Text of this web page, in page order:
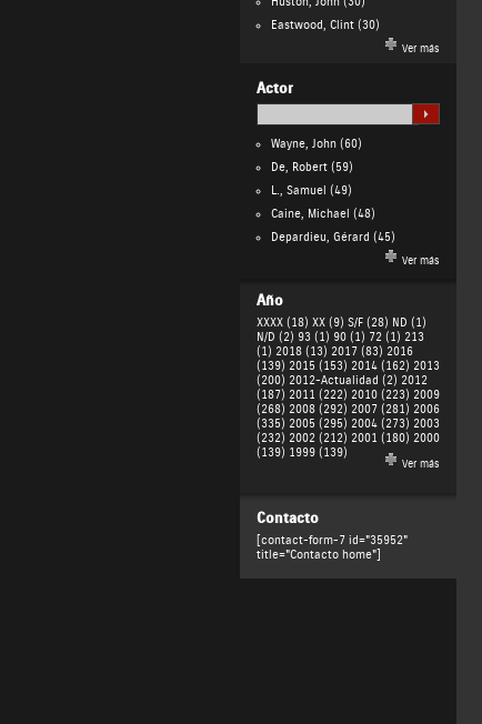
Eastwood, Clint(30)
Ver más
Actor
Wayne, John(60)
De, Robert(59)
L., Samuel (49)
Caine, Michael (48)
Depardieu, Gérard (45)
Ver más
Año
XXXX (18) XX (9) S/F (28) ND (1)
N/D (2) 93 (1) 90 (1) 72 (1) 213
(1) 2018 (13) 2017 (83) 2016
(139) 2015 (153) 2014 (162) 2013
(200) 2012-Actualidad (2) 2012
(187) 2011 (222) 2010 (223) 2009
(268) 2008 (292) 2007 (281) 2006
(335) 2005 (295) 2004 (273) 2003
(232) 2002 (212) 2001 (180) 2000
(139) 1999 (139)
Ver más
Contacto
[contact-form-7 id="35952"
title="Contacto home"]